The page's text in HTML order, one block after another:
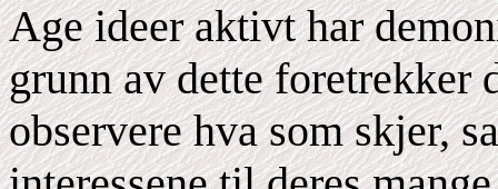
Age ideer aktivt har
grunn av dette foretrekker
observere hva som skjer,